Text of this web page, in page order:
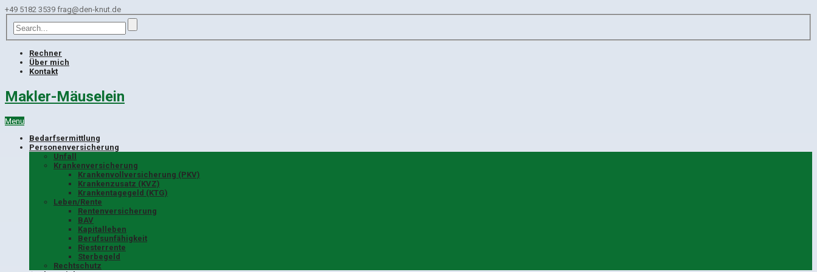
+49 5182 3539 frag@den-knut.de
Rechner
Über mich
Kontakt
Makler-Mäuselein
Menu
Bedarfsermittlung
Personenversicherung
Unfall
Krankenversicherung
Krankenvollversicherung (PKV)
Krankenzusatz (KVZ)
Krankentagegeld (KTG)
Leben/Rente
Rentenversicherung
BAV
Kapitalleben
Berufsunfähigkeit
Riesterrente
Sterbegeld
Rechtschutz